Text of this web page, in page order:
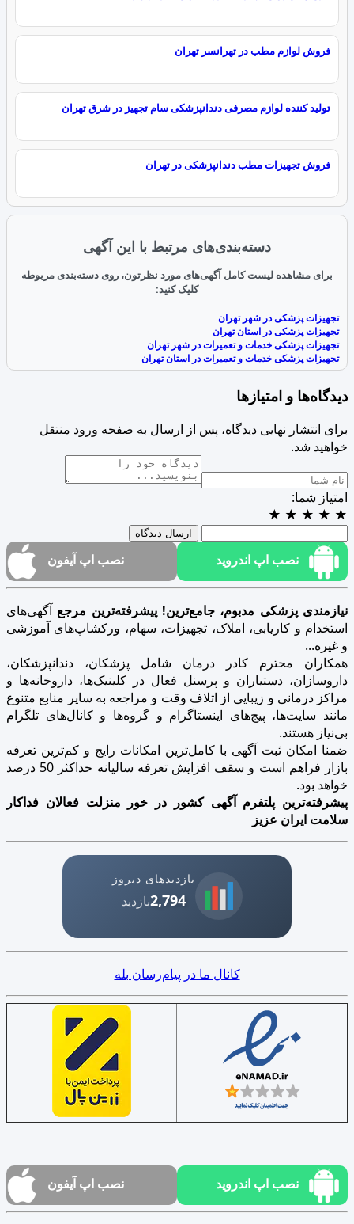
فروش لوازم مطب در تهرانسر تهران
تولید کننده لوازم مصرفی دندانپزشکی سام تجهیز در شرق تهران
فروش تجهیزات مطب دندانپزشکی در تهران
دسته‌بندی‌های مرتبط با این آگهی
برای مشاهده لیست کامل آگهی‌های مورد نظرتون، روی دسته‌بندی مربوطه
کلیک کنید:
تجهیزات پزشکی در شهر تهران
تجهیزات پزشکی در استان تهران
تجهیزات پزشکی خدمات و تعمیرات در شهر تهران
تجهیزات پزشکی خدمات و تعمیرات در استان تهران
دیدگاه‌ها و امتیازها
برای انتشار نهایی دیدگاه، پس از ارسال به صفحه ورود منتقل
خواهید شد.
امتیاز شما:
★
★
★
★
★
ارسال دیدگاه
نصب اپ اندروید نصب اپ آیفون
نیازمندی پزشکی مدبوم، جامع‌ترین! پیشرفته‌ترین مرجع آگهی‌های
استخدام و کاریابی، املاک، تجهیزات، سهام، ورکشاپ‌های آموزشی
و غیره...
همکاران محترم کادر درمان شامل پزشکان، دندانپزشکان،
داروسازان، دستیاران و پرسنل فعال در کلینیک‌ها، داروخانه‌ها و
مراکز درمانی و زیبایی از اتلاف وقت و مراجعه به سایر منابع متنوع
مانند سایت‌ها، پیج‌های اینستاگرام و گروه‌ها و کانال‌های تلگرام
بی‌نیاز هستند.
ضمنا امکان ثبت آگهی با کامل‌ترین امکانات رایج و کم‌ترین تعرفه
بازار فراهم است و سقف افزایش تعرفه سالیانه حداکثر 50 درصد
خواهد بود.
پیشرفته‌ترین پلتفرم آگهی کشور در خور منزلت فعالان فداکار
سلامت ایران عزیز
بازدیدهای دیروز
2,794بازدید
کانال ما در پیام‌رسان بله
نصب اپ اندروید نصب اپ آیفون